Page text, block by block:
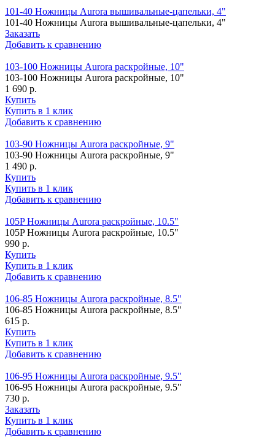
101-40 Ножницы Aurora вышивальные-цапельки, 4"
101-40 Ножницы Aurora вышивальные-цапельки, 4"
Заказать
Добавить к сравнению
103-100 Ножницы Aurora раскройные, 10"
103-100 Ножницы Aurora раскройные, 10"
1 690 р.
Купить
Купить в 1 клик
Добавить к сравнению
103-90 Ножницы Aurora раскройные, 9"
103-90 Ножницы Aurora раскройные, 9"
1 490 р.
Купить
Купить в 1 клик
Добавить к сравнению
105P Ножницы Aurora раскройные, 10.5"
105P Ножницы Aurora раскройные, 10.5"
990 р.
Купить
Купить в 1 клик
Добавить к сравнению
106-85 Ножницы Aurora раскройные, 8.5"
106-85 Ножницы Aurora раскройные, 8.5"
615 р.
Купить
Купить в 1 клик
Добавить к сравнению
106-95 Ножницы Aurora раскройные, 9.5"
106-95 Ножницы Aurora раскройные, 9.5"
730 р.
Заказать
Купить в 1 клик
Добавить к сравнению